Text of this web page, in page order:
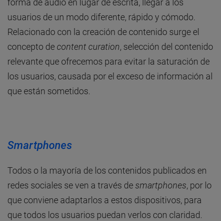
usuarios de un modo diferente, rápido y cómodo.
Relacionado con la creación de contenido surge el
concepto decontent curation, selección del contenido
relevante que ofrecemos para evitar la saturación de
los usuarios, causada por el exceso de información al
que están sometidos.
Smartphones
Todos o la mayoría de los contenidos publicados en
redes sociales se ven a través desmartphones, por lo
que conviene adaptarlos a estos dispositivos, para
que todos los usuarios puedan verlos con claridad.